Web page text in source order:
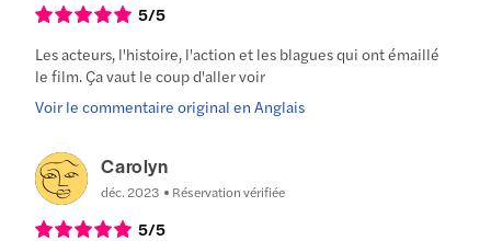
5/5
Les acteurs, l'histoire, l'action et les blagues qui ont émaillé
le film. Ça vaut le coup d'aller voir
Voir le commentaire original en Anglais
Carolyn
déc. 2023 Réservation vérifiée
5/5